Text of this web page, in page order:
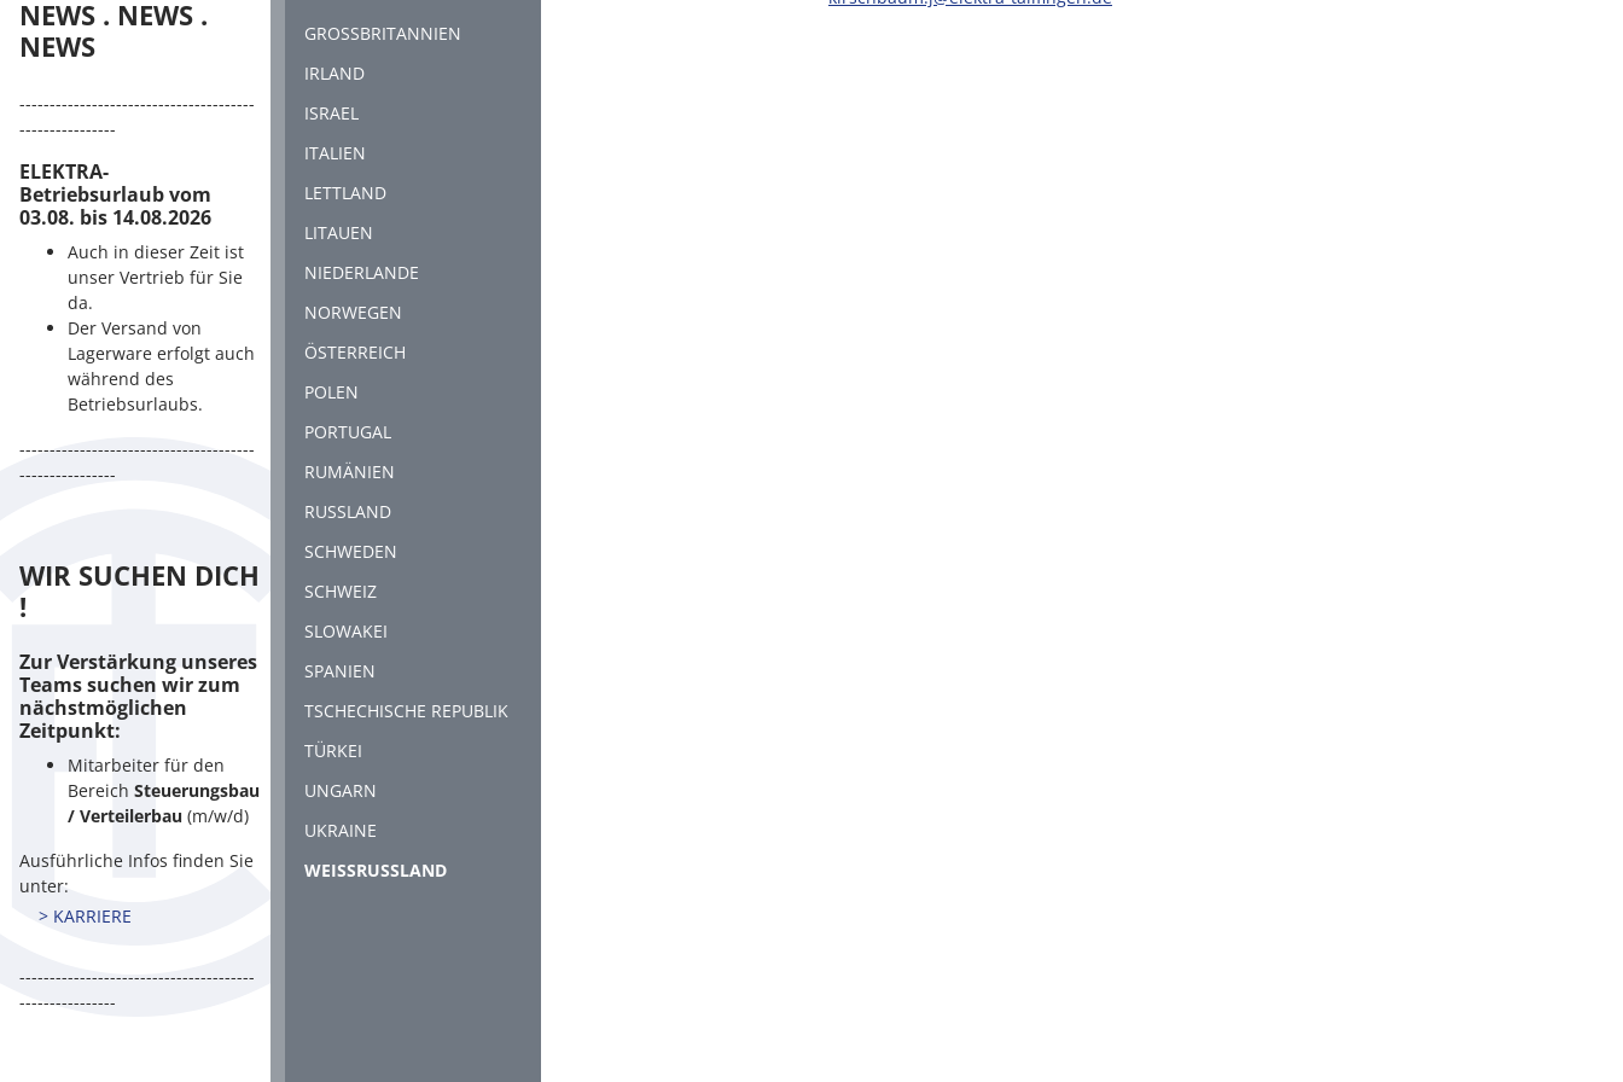
NEWS . NEWS .
NEWS
---------------------------------------
----------------
ELEKTRA-
Betriebsurlaub vom
03.08. bis 14.08.2026
Auch in dieser Zeit ist
unser Vertrieb für Sie
da.
Der Versand von
Lagerware erfolgt auch
während des
Betriebsurlaubs.
---------------------------------------
----------------
WIR SUCHEN DICH
!
Zur Verstärkung unseres
Teams suchen wir zum
nächstmöglichen
Zeitpunkt:
Mitarbeiter für den
Bereich Steuerungsbau
/ Verteilerbau (m/w/d)
Ausführliche Infos finden Sie
unter:
> KARRIERE
---------------------------------------
----------------
GROSSBRITANNIEN
IRLAND
ISRAEL
ITALIEN
LETTLAND
LITAUEN
NIEDERLANDE
NORWEGEN
ÖSTERREICH
POLEN
PORTUGAL
RUMÄNIEN
RUSSLAND
SCHWEDEN
SCHWEIZ
SLOWAKEI
SPANIEN
TSCHECHISCHE REPUBLIK
TÜRKEI
UNGARN
UKRAINE
WEISSRUSSLAND(CURRENT)